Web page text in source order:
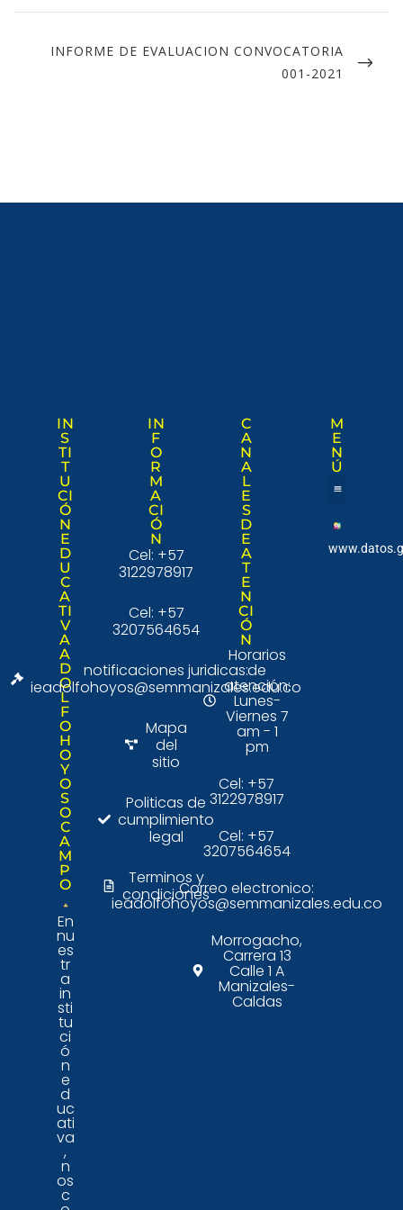
INFORME DE EVALUACION CONVOCATORIA
001-2021
IN
S
TI
T
U
CI
Ó
N
E
D
U
C
A
TI
V
A
A
D
O
L
F
O
H
O
Y
O
S
O
C
A
M
P
O
En
nu
es
tr
a
in
sti
tu
ci
ó
n
e
d
uc
ati
va
,
n
os
c
IN
F
O
R
M
A
CI
Ó
N
Cel: +57
3122978917
Cel: +57
3207564654
notificaciones juridicas:
ieadolfohoyos@semmanizales.edu.co
Mapa
del
sitio
Politicas de
cumplimiento
legal
Terminos y
condiciones
C
A
N
A
L
E
S
D
E
A
T
E
N
CI
Ó
N
Horarios
de
atención:
Lunes-
Viernes 7
am - 1
pm
Cel: +57
3122978917
Cel: +57
3207564654
Correo electronico:
ieadolfohoyos@semmanizales.edu.co
Morrogacho,
Carrera 13
Calle 1 A
Manizales-
Caldas
M
E
N
Ú